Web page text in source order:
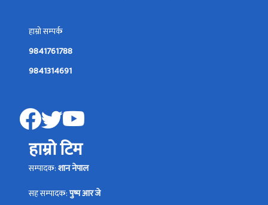
हाम्रो सम्पर्क
9841761788
9841314691
हाम्रो टिम
सम्पादक:शान नेपाल
सह सम्पादक:पुष्प आर जे